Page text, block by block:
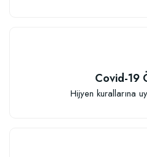
Covid-19
Hijyen kurallarına